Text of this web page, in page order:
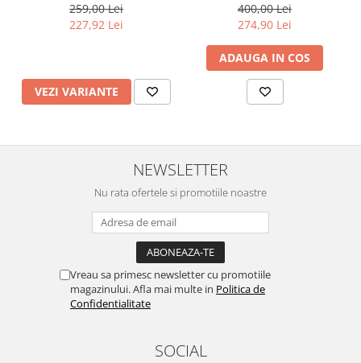
259,00 Lei
227,92 Lei
VEZI VARIANTE
400,00 Lei
274,90 Lei
ADAUGA IN COS
NEWSLETTER
Nu rata ofertele si promotiile noastre
Vreau sa primesc newsletter cu promotiile
magazinului. Afla mai multe in Politica de
Confidentialitate
SOCIAL